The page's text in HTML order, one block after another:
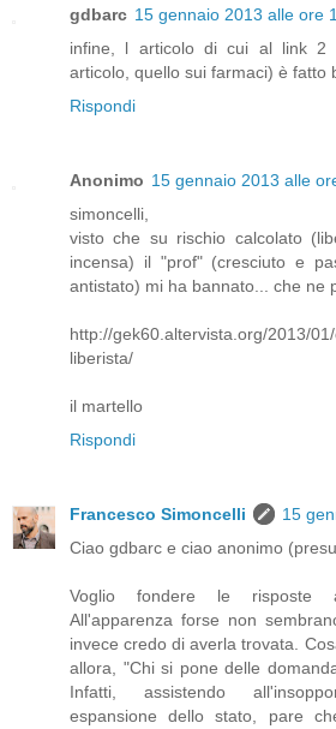
gdbarc 15 gennaio 2013 alle ore
infine, l articolo di cui al link 2
articolo, quello sui farmaci) è fatto
Rispondi
Anonimo 15 gennaio 2013 alle
simoncelli,
visto che su rischio calcolato
incensa) il "prof" (cresciuto e
antistato) mi ha bannato... che ne
http://gek60.altervista.org/2013/
liberista/
il martello
Rispondi
Francesco Simoncelli
15
Ciao gdbarc e ciao anonimo
Voglio fondere le risposte
All'apparenza forse non
invece credo di averla trovata.
allora, "Chi si pone delle
Infatti, assistendo
espansione dello stato, pare